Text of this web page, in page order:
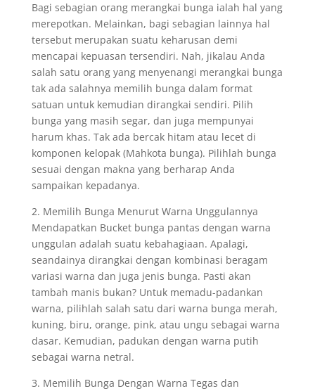
Bagi sebagian orang merangkai bunga ialah hal yang
merepotkan. Melainkan, bagi sebagian lainnya hal
tersebut merupakan suatu keharusan demi
mencapai kepuasan tersendiri. Nah, jikalau Anda
salah satu orang yang menyenangi merangkai bunga
tak ada salahnya memilih bunga dalam format
satuan untuk kemudian dirangkai sendiri. Pilih
bunga yang masih segar, dan juga mempunyai
harum khas. Tak ada bercak hitam atau lecet di
komponen kelopak (Mahkota bunga). Pilihlah bunga
sesuai dengan makna yang berharap Anda
sampaikan kepadanya.
2. Memilih Bunga Menurut Warna Unggulannya
Mendapatkan Bucket bunga pantas dengan warna
unggulan adalah suatu kebahagiaan. Apalagi,
seandainya dirangkai dengan kombinasi beragam
variasi warna dan juga jenis bunga. Pasti akan
tambah manis bukan? Untuk memadu-padankan
warna, pilihlah salah satu dari warna bunga merah,
kuning, biru, orange, pink, atau ungu sebagai warna
dasar. Kemudian, padukan dengan warna putih
sebagai warna netral.
3. Memilih Bunga Dengan Warna Tegas dan